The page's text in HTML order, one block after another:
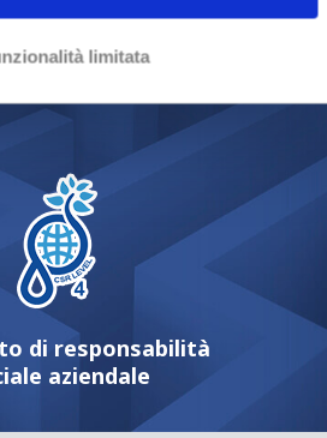
limitata
dei nostri clienti per i nostri
di responsabilità
aziendale